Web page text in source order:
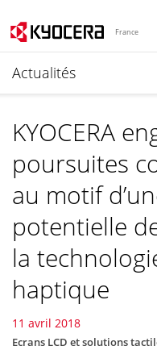
France
Actualités
KYOCERA
poursuites
au motif
potentielle
la
haptique
11 avril 2018
Ecrans LCD et solutions